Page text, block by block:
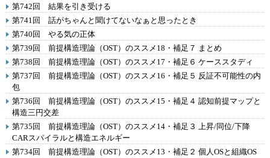
第742回 結果を引き受ける
第741回 話がちゃんと聞けてないなぁと思ったとき
第740回 やる気の正体
第739回 前提構造理論（OST）のススメ18・補足７ まとめ
第738回 前提構造理論（OST）のススメ17・補足６ ケーススタディ
第737回 前提構造理論（OST）のススメ16・補足５ 反証不可能性の内
包
第736回 前提構造理論（OST）のススメ15・補足４ 認知前提マップと
構造三円交差
第735回 前提構造理論（OST）のススメ14・補足３ 上昇/同位/下降
CARスパイラルと構造エネルギー
第734回 前提構造理論（OST）のススメ13・補足２ 個人OSと組織OS